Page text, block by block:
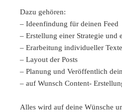
Dazu gehören:
– Ideenfindung für deinen Feed
– Erstellung einer Strategie und
– Erarbeitung individueller Texte
– Layout der Posts
– Planung und Veröffentlich
– auf Wunsch Content-
Alles wird auf deine Wünsche